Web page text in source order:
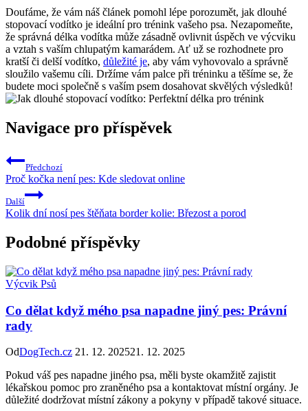
Doufáme, že vám náš článek pomohl lépe porozumět, jak dlouhé
stopovací vodítko je ideální pro trénink vašeho psa. Nezapomeňte,
že správná délka vodítka může zásadně ovlivnit úspěch ve výcviku
a vztah s vaším chlupatým kamarádem. Ať už se rozhodnete pro
kratší či delší vodítko, důležité je, aby vám vyhovovalo a správně
sloužilo vašemu cíli. Držíme vám palce při tréninku a těšíme se, že
budete moci společně s vaším psem dosahovat skvělých výsledků!
Navigace pro příspěvek
Předchozí
Proč kočka není pes: Kde sledovat online
Další
Kolik dní nosí pes štěňata border kolie: Březost a porod
Podobné příspěvky
Výcvik Psů
Co dělat když mého psa napadne jiný pes: Právní
rady
OdDogTech.cz 21. 12. 202521. 12. 2025
Pokud váš pes napadne jiného psa, měli byste okamžitě zajistit
lékařskou pomoc pro zraněného psa a kontaktovat místní orgány. Je
důležité dodržovat místní zákony a pokyny v případě takové situace.